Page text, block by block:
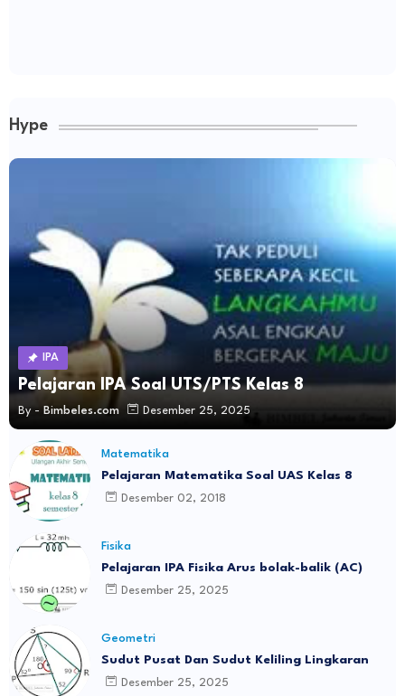
Hype
IPA
Pelajaran IPA Soal UTS/PTS Kelas 8
By - Bimbeles.com Desember 25, 2025
Matematika
Pelajaran Matematika Soal UAS Kelas 8
Desember 02, 2018
Fisika
Pelajaran IPA Fisika Arus bolak-balik (AC)
Desember 25, 2025
Geometri
Sudut Pusat Dan Sudut Keliling Lingkaran
Desember 25, 2025